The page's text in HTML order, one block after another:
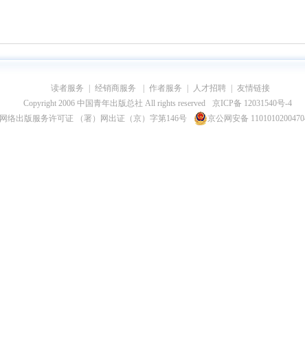
读者服务 经销商服务 作者服务 人才招聘
友情链接
Copyright 2006 中国青年出版总社 All rights reserved
京ICP备 12031540号-4
网络出版服务许可证 （署）网出证（京）字第146号
京公网安备